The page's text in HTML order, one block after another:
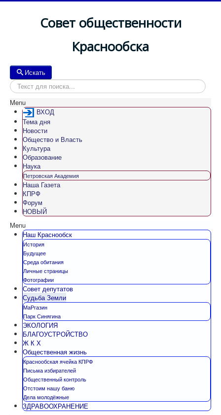
Совет общественности
Краснообска
Искать
Menu
ВХОД
Тема дня
Новости
Общество и Власть
Культура
Образование
Наука
Петровская Академия
Наша Газета
КПРФ
Форум
НОВЫЙ
Menu
Наш Краснообск
История
Будущее
Среда обитания
Личные страницы
Фотографии
Совет депутатов
Судьба Земли
МаРгазин
Парк Синягина
ЭКОЛОГИЯ
БЛАГОУСТРОЙСТВО
Ж К Х
Общественная жизнь
Краснообская ячейка КПРФ
Письма избирателей
Общественный контроль
Отстоим нашу баню
Дела молодёжные
ЗДРАВООХРАНЕНИЕ